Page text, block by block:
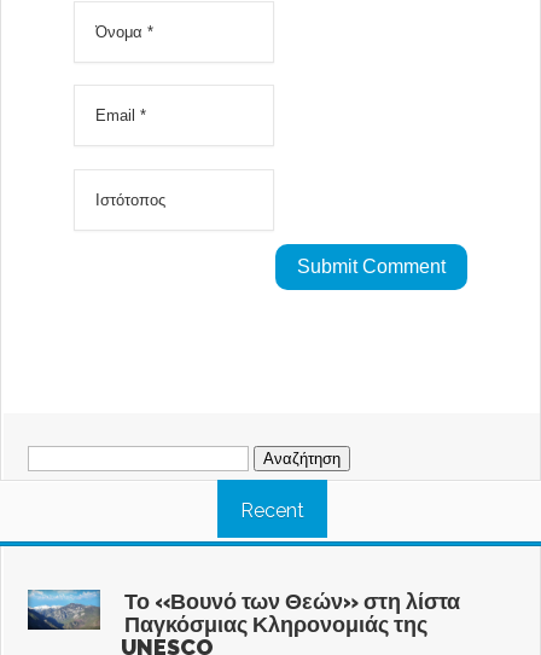
Αναζήτηση
για:
Recent
Το «Βουνό των Θεών» στη λίστα
Παγκόσμιας Κληρονομιάς της
UNESCO